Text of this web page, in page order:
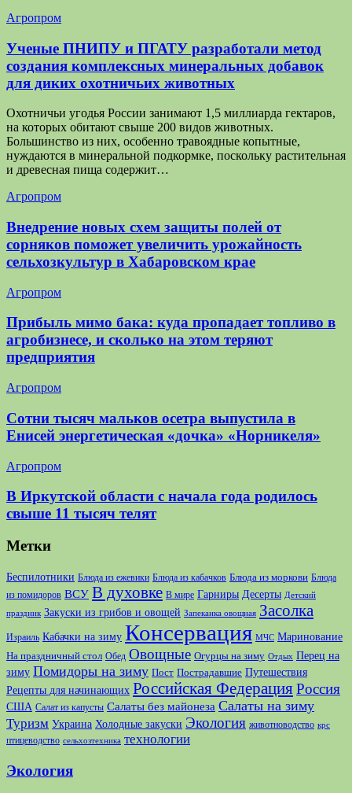
Агропром
Ученые ПНИПУ и ПГАТУ разработали метод
создания комплексных минеральных добавок
для диких охотничьих животных
Охотничьи угодья России занимают 1,5 миллиарда гектаров,
на которых обитают свыше 200 видов животных.
Большинство из них, особенно травоядные копытные,
нуждаются в минеральной подкормке, поскольку растительная
и древесная пища содержит…
Агропром
Внедрение новых схем защиты полей от
сорняков поможет увеличить урожайность
сельхозкультур в Хабаровском крае
Агропром
Прибыль мимо бака: куда пропадает топливо в
агробизнесе, и сколько на этом теряют
предприятия
Агропром
Сотни тысяч мальков осетра выпустила в
Енисей энергетическая «дочка» «Норникеля»
Агропром
В Иркутской области с начала года родилось
свыше 11 тысяч телят
Метки
Беспилотники Блюда из ежевики Блюда из кабачков Блюда из моркови Блюда
из помидоров ВСУ В духовке В мире Гарниры Десерты Детский
праздник Закуски из грибов и овощей Запеканка овощная Засолка
Израиль Кабачки на зиму Консервация МЧС Маринование
На праздничный стол Обед Овощные Огурцы на зиму Отдых Перец на
зиму Помидоры на зиму Пост Пострадавшие Путешествия
Рецепты для начинающих Российская ФедерацияРоссия
США Салат из капусты Салаты без майонеза Салаты на зиму
Туризм Украина Холодные закуски Экология животноводство крс
птицеводство сельхозтехника технологии
Экология